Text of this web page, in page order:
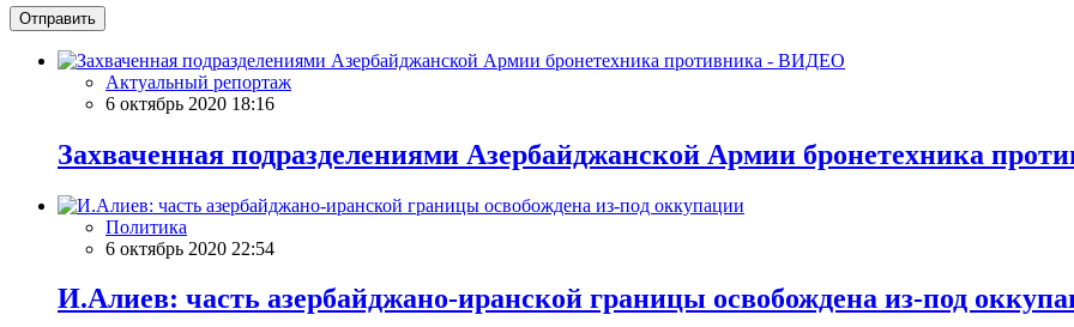
Отправить
Актуальный репортаж
6 октябрь 2020 18:16
Захваченная подразделениями Азербайджанской Армии бронетехника
Политика
6 октябрь 2020 22:54
И.Алиев: часть азербайджано-иранской границы освобождена из-под